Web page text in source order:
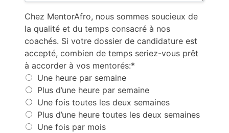
Chez MentorAfro, nous sommes soucieux de
la qualité et du temps consacré à nos
coachés. Si votre dossier de candidature est
accepté, combien de temps seriez-vous prêt
à accorder à vos mentorés:*
Une heure par semaine
Plus d’une heure par semaine
Une fois toutes les deux semaines
Plus d’une heure toutes les deux semaines
Une fois par mois